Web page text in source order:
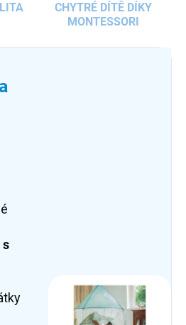
CHYTRÉ DÍTĚ DÍKY
MONTESSORI
s